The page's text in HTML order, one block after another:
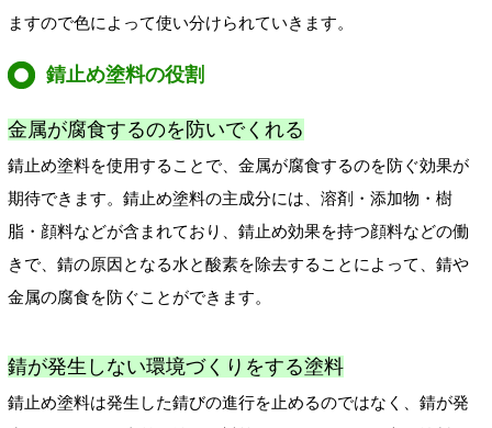
ますので色によって使い分けられていきます。
錆止め塗料の役割
金属が腐食するのを防いでくれる
錆止め塗料を使用することで、金属が腐食するのを防ぐ効果が
期待できます。錆止め塗料の主成分には、溶剤・添加物・樹
脂・顔料などが含まれており、錆止め効果を持つ顔料などの働
きで、錆の原因となる水と酸素を除去することによって、錆や
金属の腐食を防ぐことができます。
錆が発生しない環境づくりをする塗料
錆止め塗料は発生した錆びの進行を止めるのではなく、錆が発